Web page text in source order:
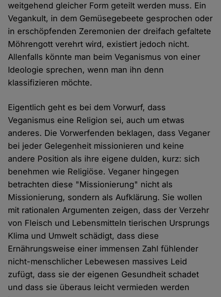
weitgehend gleicher Form geteilt werden muss. Ein
Vegankult, in dem Gemüsegebeete gesprochen oder
in erschöpfenden Zeremonien der dreifach gefaltete
Möhrengott verehrt wird, existiert jedoch nicht.
Allenfalls könnte man beim Veganismus von einer
Ideologie sprechen, wenn man ihn denn
klassifizieren möchte.
Eigentlich geht es bei dem Vorwurf, dass
Veganismus eine Religion sei, auch um etwas
anderes. Die Vorwerfenden beklagen, dass Veganer
bei jeder Gelegenheit missionieren und keine
andere Position als ihre eigene dulden, kurz: sich
benehmen wie Religiöse. Veganer hingegen
betrachten diese "Missionierung" nicht als
Missionierung, sondern als Aufklärung. Sie wollen
mit rationalen Argumenten zeigen, dass der Verzehr
von Fleisch und Lebensmitteln tierischen Ursprungs
Klima und Umwelt schädigt, dass diese
Ernährungsweise einer immensen Zahl fühlender
nicht-menschlicher Lebewesen massives Leid
zufügt, dass sie der eigenen Gesundheit schadet
und dass sie überaus leicht vermieden werden